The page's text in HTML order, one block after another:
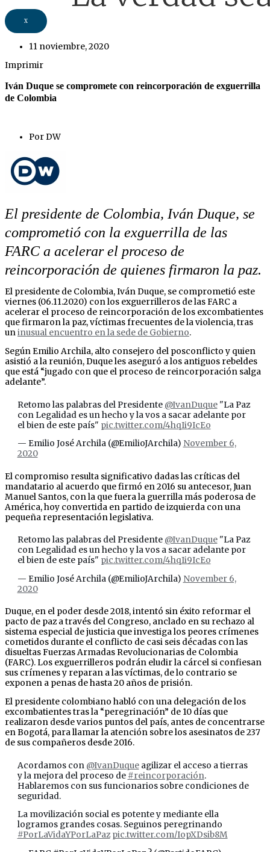
X
11 noviembre, 2020
Imprimir
Iván Duque se compromete con reincorporación de exguerrilla
de Colombia
Por DW
El presidente de Colombia, Iván Duque, se
comprometió con la exguerrilla de las
FARC a acelerar el proceso de
reincorporación de quienes firmaron la paz.
El presidente de Colombia, Iván Duque, se comprometió este
viernes (06.11.2020) con los exguerrilleros de las FARC a
acelerar el proceso de reincorporación de los excombatientes
que firmaron la paz, víctimas frecuentes de la violencia, tras
uninusual encuentro en la sede de Gobierno.
Según Emilio Archila, alto consejero del posconflicto y quien
asistió a la reunión, Duque les aseguró a los antiguos rebeldes
que está “jugado con que el proceso de reincorporación salga
adelante”.
Retomo las palabras del Presidente @IvanDuque"La Paz
con Legalidad es un hecho y la vos a sacar adelante por
el bien de este país" pic.twitter.com/4hqIi9IcEo
— Emilio José Archila (@EmilioJArchila) November 6,
2020
El compromiso resulta significativo dadas las críticas del
mandatario al acuerdo que firmó en 2016 su antecesor, Juan
Manuel Santos, con la que fuera la guerrilla más poderosa de
América, hoy convertida en partido de izquierda con una
pequeña representación legislativa.
Retomo las palabras del Presidente @IvanDuque"La Paz
con Legalidad es un hecho y la vos a sacar adelante por
el bien de este país" pic.twitter.com/4hqIi9IcEo
— Emilio José Archila (@EmilioJArchila) November 6,
2020
Duque, en el poder desde 2018, intentó sin éxito reformar el
pacto de paz a través del Congreso, anclado en su rechazo al
sistema especial de justicia que investiga los peores crímenes
cometidos durante el conflicto de casi seis décadas con las
disueltas Fuerzas Armadas Revolucionarias de Colombia
(FARC). Los exguerrilleros podrán eludir la cárcel si confiesan
sus crímenes y reparan a las víctimas, de lo contrario se
exponen a penas de hasta 20 años de prisión.
El presidente colombiano habló con una delegación de los
excombatientes tras la “peregrinación” de 10 días que
realizaron desde varios puntos del país, antes de concentrarse
en Bogotá, para llamar la atención sobre los asesinatos de 237
de sus compañeros desde 2016.
Acordamos con @IvanDuqueagilizar el acceso a tierras
y la mejora del proceso de #reincorporación.
Hablaremos con sus funcionarios sobre condiciones de
seguridad.
La movilización social es potente y mediante ella
logramos grandes cosas. Seguinos peregrinando
#PorLaVidaYPorLaPaz pic.twitter.com/IopXDsib8M